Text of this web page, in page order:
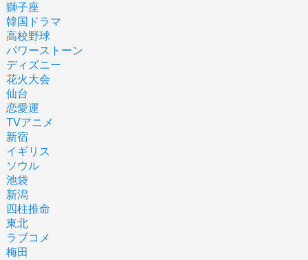
獅子座
韓国ドラマ
高校野球
パワーストーン
ディズニー
花火大会
仙台
恋愛運
TVアニメ
新宿
イギリス
ソウル
池袋
新潟
四柱推命
東北
ラブコメ
梅田